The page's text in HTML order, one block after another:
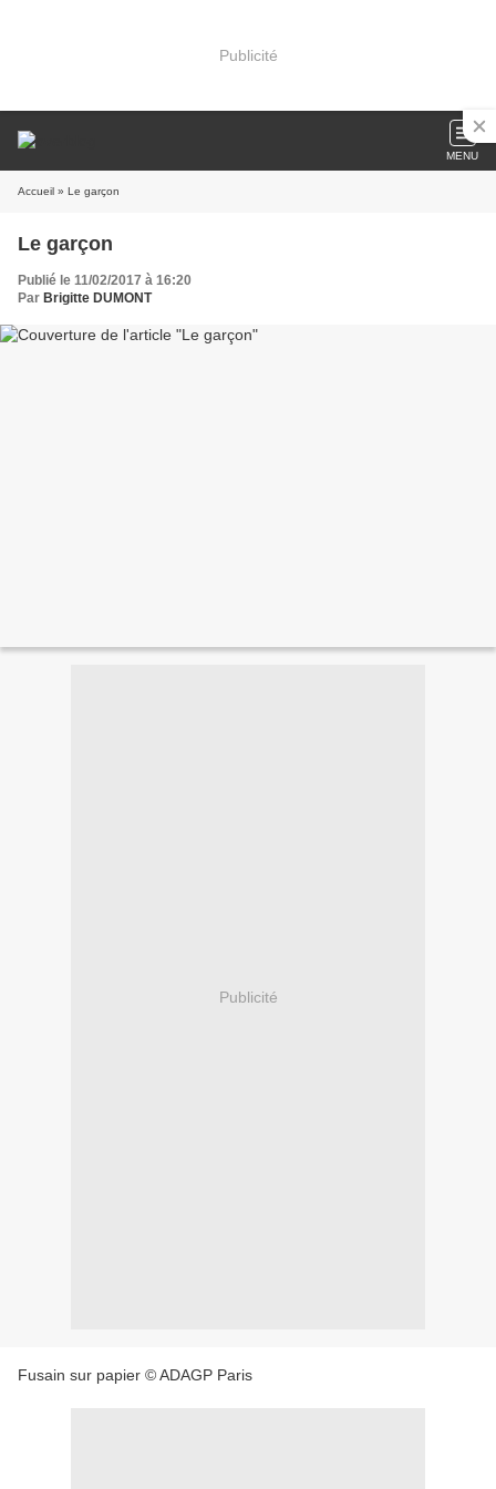
Publicité
MENU
Accueil » Le garçon
Le garçon
Publié le 11/02/2017 à 16:20
Par Brigitte DUMONT
Publicité
Fusain sur papier © ADAGP Paris